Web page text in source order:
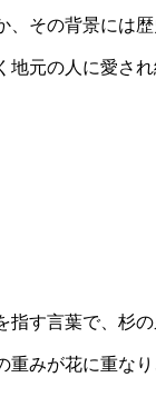
その背景には
元の人に愛さ
す言葉で、杉
みが花に重な